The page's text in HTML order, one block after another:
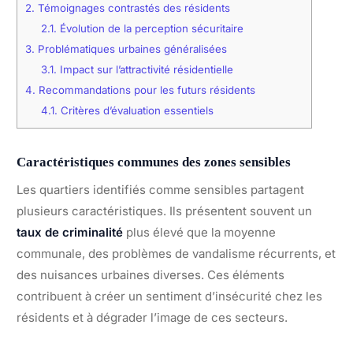
2. Témoignages contrastés des résidents
2.1. Évolution de la perception sécuritaire
3. Problématiques urbaines généralisées
3.1. Impact sur l’attractivité résidentielle
4. Recommandations pour les futurs résidents
4.1. Critères d’évaluation essentiels
Caractéristiques communes des zones sensibles
Les quartiers identifiés comme sensibles partagent
plusieurs caractéristiques. Ils présentent souvent un
taux de criminalité plus élevé que la moyenne
communale, des problèmes de vandalisme récurrents, et
des nuisances urbaines diverses. Ces éléments
contribuent à créer un sentiment d’insécurité chez les
résidents et à dégrader l’image de ces secteurs.